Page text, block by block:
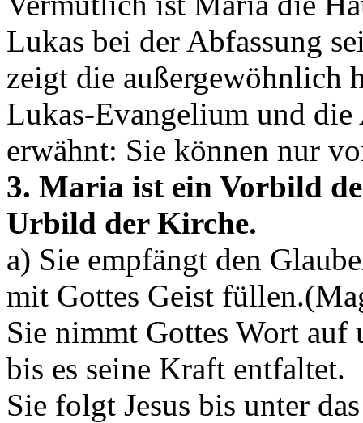
Lukas bei der Abfassung
zeigt die außergewöhnlich
Lukas-Evangelium und
erwähnt: Sie können nur
3. Maria ist ein Vorbild
Urbild der Kirche.
a) Sie empfängt den
mit Gottes Geist
Sie nimmt Gottes Wort auf
bis es seine Kraft entfaltet.
Sie folgt Jesus bis unter